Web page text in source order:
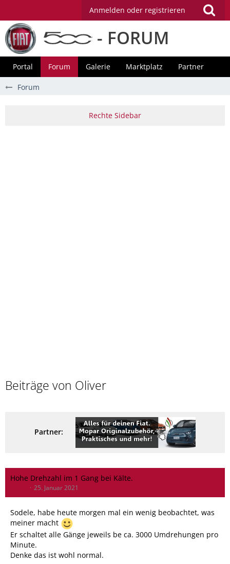
Anmelden oder registrieren
- FORUM
Portal Forum Galerie Marktplatz Partner
Forum
Beiträge von Oliver
Partner:
Hohe Drehzahl im 1 Gang bei Kälte.
25. Januar 2021
Sodele, habe heute morgen mal ein wenig beobachtet, was
meiner macht
Er schaltet alle Gänge jeweils be ca. 3000 Umdrehungen pro
Minute.
Denke das ist wohl normal.